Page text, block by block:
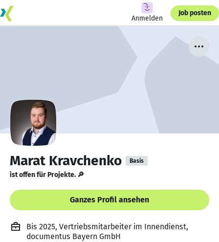
Anmelden
Job posten
Marat Kravchenko Basis
ist offen für Projekte. 🔎
Ganzes Profil ansehen
Bis 2025, Vertriebsmitarbeiter im Innendienst,
documentus Bayern GmbH